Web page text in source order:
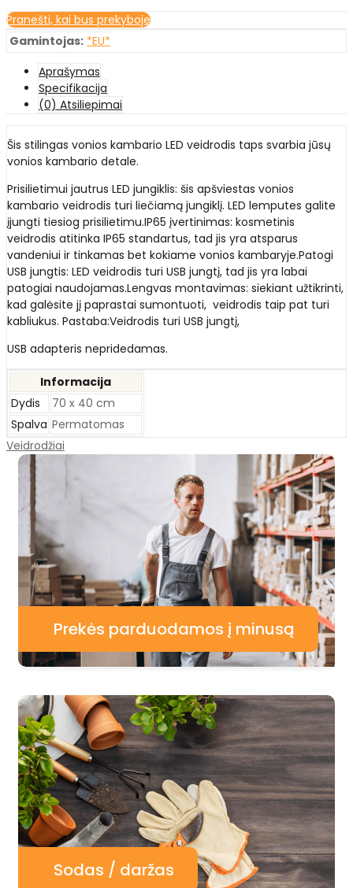
Pranešti, kai bus prekyboje
Gamintojas: *EU*
Aprašymas
Specifikacija
(0) Atsiliepimai
Šis stilingas vonios kambario LED veidrodis taps svarbia jūsų
vonios kambario detale.
Prisilietimui jautrus LED jungiklis: šis apšviestas vonios
kambario veidrodis turi liečiamą jungiklį. LED lemputes galite
įjungti tiesiog prisilietimu.IP65 įvertinimas: kosmetinis
veidrodis atitinka IP65 standartus, tad jis yra atsparus
vandeniui ir tinkamas bet kokiame vonios kambaryje.Patogi
USB jungtis: LED veidrodis turi USB jungtį, tad jis yra labai
patogiai naudojamas.Lengvas montavimas: siekiant užtikrinti,
kad galėsite jį paprastai sumontuoti, veidrodis taip pat turi
kabliukus. Pastaba:Veidrodis turi USB jungtį,
USB adapteris nepridedamas.
Informacija
Dydis
70 x 40 cm
Spalva Permatomas
Veidrodžiai
Prekės parduodamos į minusą
Sodas / daržas